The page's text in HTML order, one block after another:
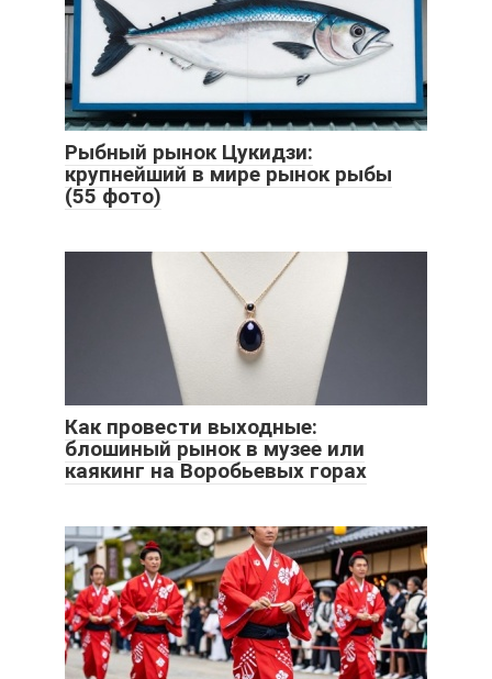
Рыбный рынок Цукидзи:
крупнейший в мире рынок рыбы
(55 фото)
Как провести выходные:
блошиный рынок в музее или
каякинг на Воробьевых горах